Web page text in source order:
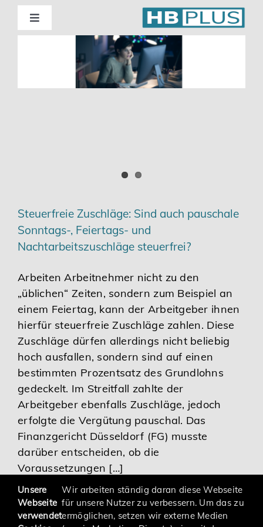
Skip
content
Toggle
Navigation
Beratung
Digitalisierung | Steuerberatung
Karriere
Services
Steuerfreie Zuschläge: Sind auch pauschale
Sonntags-, Feiertags- und
Nachtarbeitszuschläge steuerfrei?
Arbeiten Arbeitnehmer nicht zu den
„üblichen“ Zeiten, sondern zum Beispiel an
einem Feiertag, kann der Arbeitgeber ihnen
hierfür steuerfreie Zuschläge zahlen. Diese
Zuschläge dürfen allerdings nicht beliebig
hoch ausfallen, sondern sind auf einen
bestimmten Prozentsatz des Grundlohns
gedeckelt. Im Streitfall zahlte der
Arbeitgeber ebenfalls Zuschläge, jedoch
erfolgte die Vergütung pauschal. Das
Finanzgericht Düsseldorf (FG) musste
darüber entscheiden, ob die
Voraussetzungen […]
Unsere
Webseite
verwendet
Wir arbeiten ständig daran diese Webseite
für unsere Nutzer zu verbessern. Um das zu
ermöglichen, setzen wir externe Medien